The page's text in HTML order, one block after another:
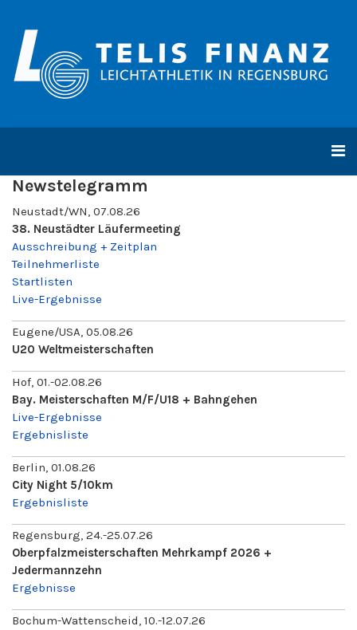
Newstelegramm
Neustadt/WN, 07.08.26
38. Neustädter Läufermeeting
Ausschreibung + Zeitplan
Teilnehmerliste
Startlisten
Live-Ergebnisse
Eugene/USA, 05.08.26
U20 Weltmeisterschaften
Hof, 01.-02.08.26
Bay. Meisterschaften M/F/U18 + Bahngehen
Live-Ergebnisse
Ergebnisliste
Berlin, 01.08.26
City Night 5/10km
Ergebnisliste
Regensburg, 24.-25.07.26
Oberpfalzmeisterschaften Mehrkampf 2026 +
Jedermannzehn
Ergebnisse
Bochum-Wattenscheid, 10.-12.07.26